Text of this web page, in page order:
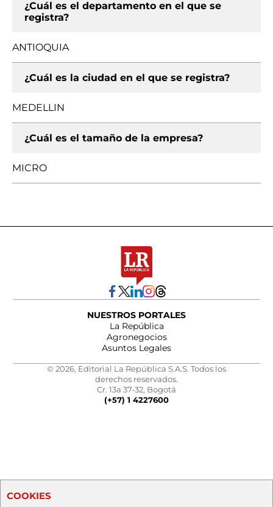
¿Cuál es el departamento en el que se
registra?
ANTIOQUIA
¿Cuál es la ciudad en el que se registra?
MEDELLIN
¿Cuál es el tamaño de la empresa?
MICRO
NUESTROS PORTALES
La República
Agronegocios
Asuntos Legales
© 2026, Editorial La República S.A.S. Todos los
derechos reservados.
Cr. 13a 37-32, Bogotá
(+57) 1 4227600
COOKIES